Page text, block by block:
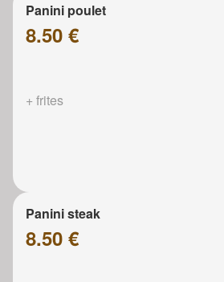
Panini poulet
8.50 €
+ frites
Panini steak
8.50 €